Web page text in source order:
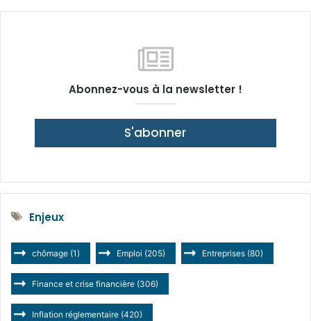
Abonnez-vous à la newsletter !
S'abonner
Enjeux
chômage (1) Emploi (205) Entreprises (80)
Finance et crise financière (306)
Inflation réglementaire (420)